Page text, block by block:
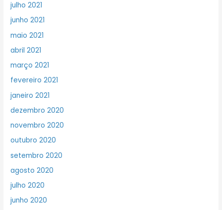
julho 2021
junho 2021
maio 2021
abril 2021
março 2021
fevereiro 2021
janeiro 2021
dezembro 2020
novembro 2020
outubro 2020
setembro 2020
agosto 2020
julho 2020
junho 2020